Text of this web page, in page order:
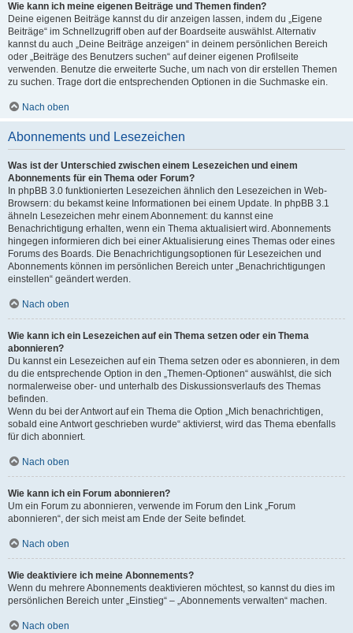
Wie kann ich meine eigenen Beiträge und Themen finden?
Deine eigenen Beiträge kannst du dir anzeigen lassen, indem du „Eigene
Beiträge“ im Schnellzugriff oben auf der Boardseite auswählst. Alternativ
kannst du auch „Deine Beiträge anzeigen“ in deinem persönlichen Bereich
oder „Beiträge des Benutzers suchen“ auf deiner eigenen Profilseite
verwenden. Benutze die erweiterte Suche, um nach von dir erstellen Themen
zu suchen. Trage dort die entsprechenden Optionen in die Suchmaske ein.
Nach oben
Abonnements und Lesezeichen
Was ist der Unterschied zwischen einem Lesezeichen und einem
Abonnements für ein Thema oder Forum?
In phpBB 3.0 funktionierten Lesezeichen ähnlich den Lesezeichen in Web-
Browsern: du bekamst keine Informationen bei einem Update. In phpBB 3.1
ähneln Lesezeichen mehr einem Abonnement: du kannst eine
Benachrichtigung erhalten, wenn ein Thema aktualisiert wird. Abonnements
hingegen informieren dich bei einer Aktualisierung eines Themas oder eines
Forums des Boards. Die Benachrichtigungsoptionen für Lesezeichen und
Abonnements können im persönlichen Bereich unter „Benachrichtigungen
einstellen“ geändert werden.
Nach oben
Wie kann ich ein Lesezeichen auf ein Thema setzen oder ein Thema
abonnieren?
Du kannst ein Lesezeichen auf ein Thema setzen oder es abonnieren, in dem
du die entsprechende Option in den „Themen-Optionen“ auswählst, die sich
normalerweise ober- und unterhalb des Diskussionsverlaufs des Themas
befinden.
Wenn du bei der Antwort auf ein Thema die Option „Mich benachrichtigen,
sobald eine Antwort geschrieben wurde“ aktivierst, wird das Thema ebenfalls
für dich abonniert.
Nach oben
Wie kann ich ein Forum abonnieren?
Um ein Forum zu abonnieren, verwende im Forum den Link „Forum
abonnieren“, der sich meist am Ende der Seite befindet.
Nach oben
Wie deaktiviere ich meine Abonnements?
Wenn du mehrere Abonnements deaktivieren möchtest, so kannst du dies im
persönlichen Bereich unter „Einstieg“ – „Abonnements verwalten“ machen.
Nach oben